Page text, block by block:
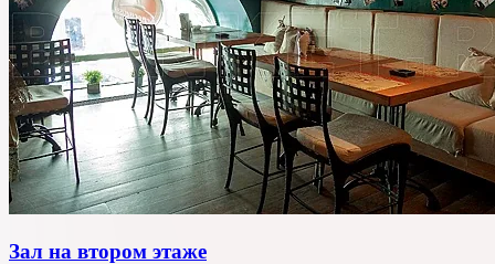
Зал на втором этаже